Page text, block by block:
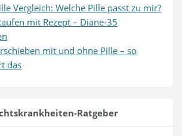
Vergleich: Welche Pille passt zu mir?
mit Rezept – Diane-35
mit und ohne Pille – so
das
Ratgeber